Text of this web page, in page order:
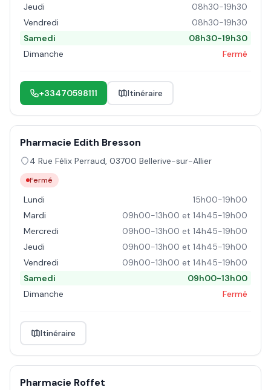
Jeudi
08h30-19h30
Vendredi
08h30-19h30
Samedi
08h30-19h30
Dimanche
Fermé
+33470598111 Itinéraire
Pharmacie Edith Bresson
4 Rue Félix Perraud, 03700 Bellerive-sur-Allier
Fermé
Lundi
15h00-19h00
Mardi
09h00-13h00 et 14h45-19h00
Mercredi
09h00-13h00 et 14h45-19h00
Jeudi
09h00-13h00 et 14h45-19h00
Vendredi
09h00-13h00 et 14h45-19h00
Samedi
09h00-13h00
Dimanche
Fermé
Itinéraire
Pharmacie Roffet